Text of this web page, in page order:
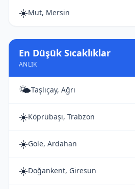
☀️Mut, Mersin
En Düşük Sıcaklıklar
ANLIK
🌤️Taşlıçay, Ağrı
☀️Köprübaşı, Trabzon
☀️Göle, Ardahan
☀️Doğankent, Giresun